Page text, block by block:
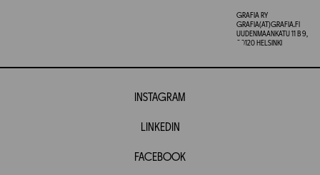
GRAFIA RY
GRAFIA(AT)GRAFIA.FI
UUDENMAANKATU 11 B 9,
00120 HELSINKI
INSTAGRAM
LINKEDIN
FACEBOOK